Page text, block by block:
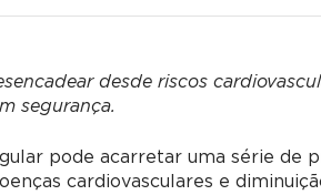
desde riscos
segurança.
pode acarretar uma série de
cardiovasculares e